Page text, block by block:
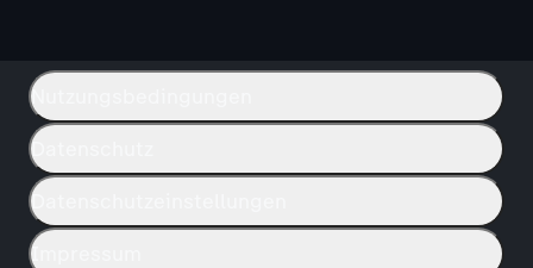
Nutzungsbedingungen
Datenschutz
Datenschutzeinstellungen
Impressum